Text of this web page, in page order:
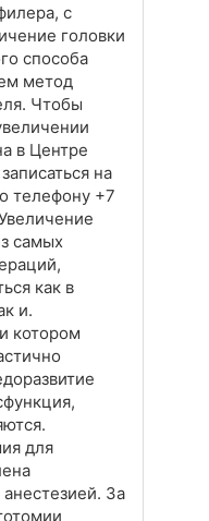
с
головки
способа
метод
Чтобы
в Центре
на
телефону +7
самых
как в
и.
котором
для
За